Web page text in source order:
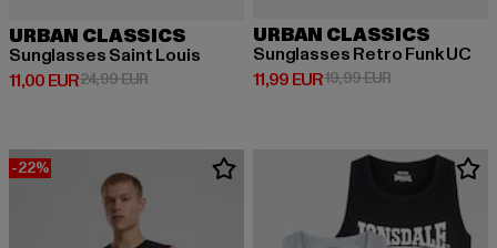
URBAN CLASSICS
Sunglasses Saint Louis
11,00 EUR
Derzeitiger Preis: 11,00 EUR
24,99 EURAktionspreis: 24,99 EUR
URBAN CLASSICS
Sunglasses Retro Funk UC
11,99 EUR
Derzeitiger Preis: 11,99 EUR
19,99 EURAktionspreis:
-22%